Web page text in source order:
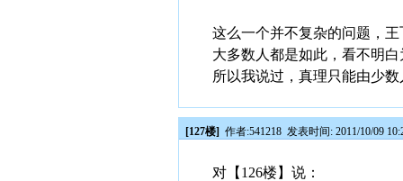
这么一个并不复杂的问题，王
大多数人都是如此，看不明
所以我说过，真理只能由少数
[127楼] 作者:541218 发表时间: 2011/10/09
对【126楼】说：